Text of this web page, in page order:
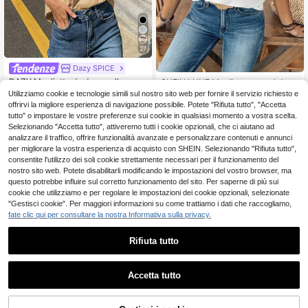
27
Dazy SPICE
DAZY Maglietta da donna alla mod
a versatile a tinta unita con scollo r
otondo, adatta per il pendolarismo q
uotidiano estivo
10 left
9
SHEIN LUNE Maglietta casual da d
onna a maniche corte, collo tondo,
con volant in pizzo, stile dolce e mo
rbido, primavera
5 left
6 .81€ -35% 10.48€
Utilizziamo cookie e tecnologie simili sul nostro sito web per fornire il servizio richiesto e
offrirvi la migliore esperienza di navigazione possibile. Potete "Rifiuta tutto", "Accetta
tutto" o impostare le vostre preferenze sui cookie in qualsiasi momento a vostra scelta.
Selezionando "Accetta tutto", attiveremo tutti i cookie opzionali, che ci aiutano ad
analizzare il traffico, offrire funzionalità avanzate e personalizzare contenuti e annunci
per migliorare la vostra esperienza di acquisto con SHEIN. Selezionando "Rifiuta tutto",
consentite l'utilizzo dei soli cookie strettamente necessari per il funzionamento del
nostro sito web. Potete disabilitarli modificando le impostazioni del vostro browser, ma
questo potrebbe influire sul corretto funzionamento del sito. Per saperne di più sui
cookie che utilizziamo e per regolare le impostazioni dei cookie opzionali, selezionate
"Gestisci cookie". Per maggiori informazioni su come trattiamo i dati che raccogliamo,
fate clic qui per consultare la nostra Informativa sulla privacy.
Rifiuta tutto
Accetta tutto